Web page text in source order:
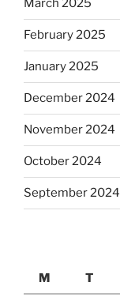
March 2025
February 2025
January 2025
December 2024
November 2024
October 2024
September 2024
M
T